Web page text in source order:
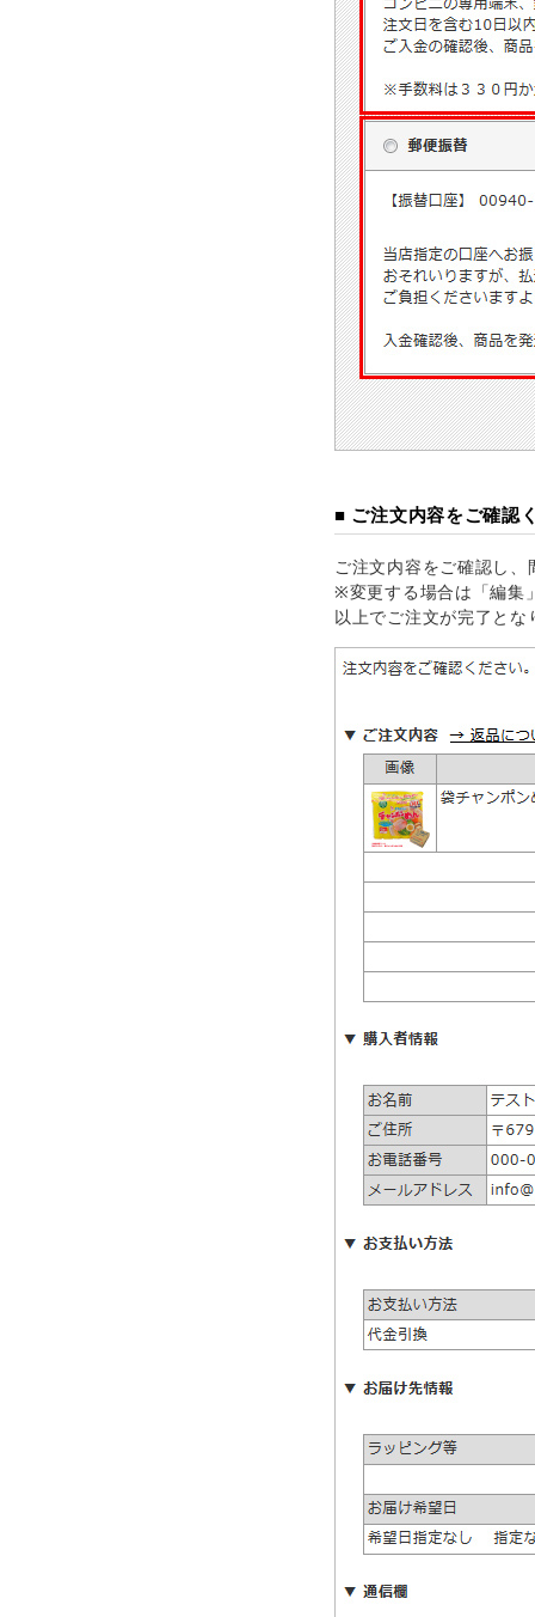
■ ご注文内容をご確認
ご注文内容をご確認し
※変更する場合は「編集
以上でご注文が完了と